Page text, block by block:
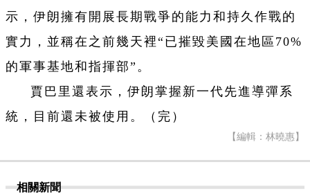
示，伊朗擁有開展長期戰爭的能力和持久作戰的
實力，並稱在之前幾天裡“已摧毀美國在地區70%
的軍事基地和指揮部”。
賈巴里還表示，伊朗掌握新一代先進導彈系
統，目前還未被使用。（完）
【編輯：林曉惠】
相關新聞